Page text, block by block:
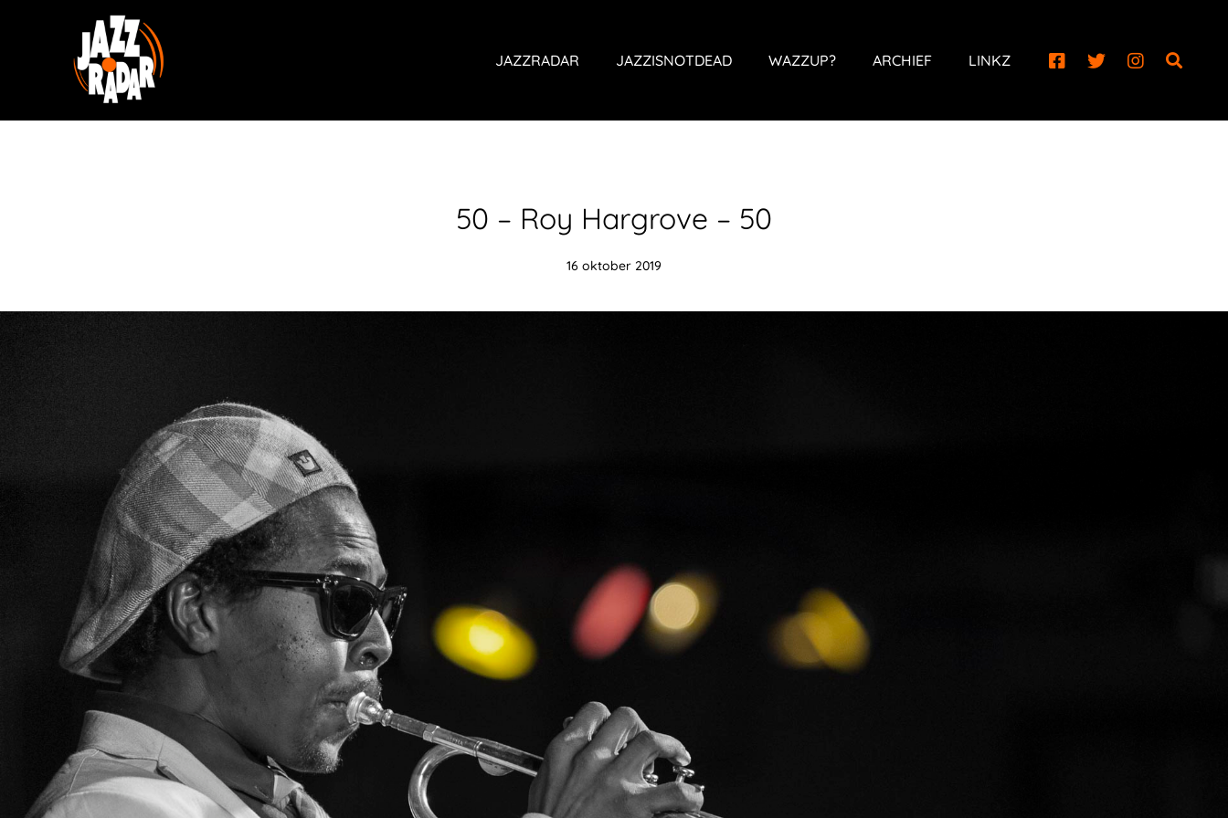
JAZZRADAR JAZZISNOTDEAD WAZZUP? ARCHIEF LINKZ
50 – Roy Hargrove – 50
16 oktober 2019